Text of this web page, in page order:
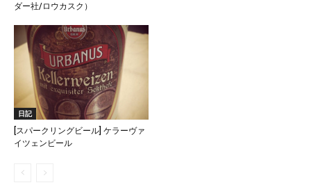
ダー社/ロウカスク）
日記
[スパークリングビール] ケラーヴァ
イツェンビール